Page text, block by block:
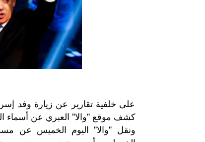
على خلفية تقارير عن زيارة وفد
كشف موقع "والا" العبري عن أسماء
ونقل "والا" اليوم الخميس عن